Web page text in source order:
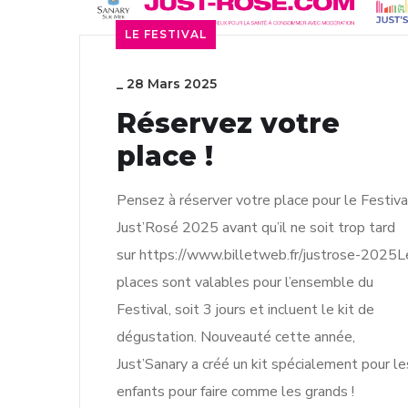
LE FESTIVAL
_ 28 Mars 2025
Réservez votre
place !
Pensez à réserver votre place pour le
Just’Rosé 2025 avant qu’il ne soit trop tard
sur https://www.billetweb.fr/justrose-
places sont valables pour l’ensemble du
Festival, soit 3 jours et incluent le kit de
dégustation. Nouveauté cette année,
Just’Sanary a créé un kit spécialement pour
enfants pour faire comme les grands !